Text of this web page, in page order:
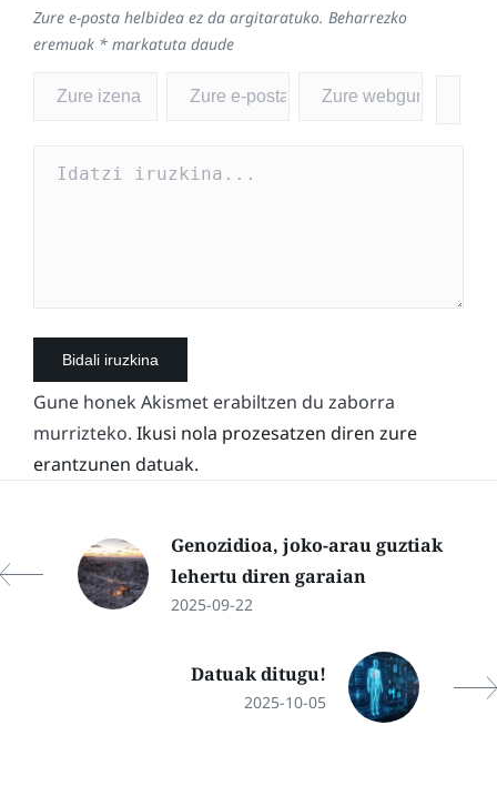
Zure e-posta helbidea ez da argitaratuko. Beharrezko
eremuak * markatuta daude
Gune honek Akismet erabiltzen du zaborra
murrizteko. Ikusi nola prozesatzen diren zure
erantzunen datuak.
Genozidioa, joko-arau guztiak
lehertu diren garaian
2025-09-22
Datuak ditugu!
2025-10-05